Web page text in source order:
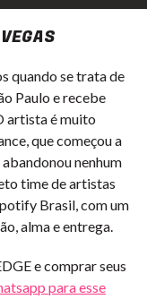
quando se trata de
Paulo e recebe
artista é muito
que começou a
nenhum
time de artistas
Brasil, com um
alma e entrega.
e comprar seus
para esse